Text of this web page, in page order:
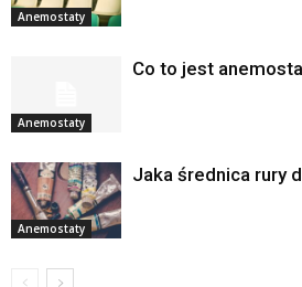
Anemostaty
Anemostaty
Co to jest
Anemostaty
Jaka średnica rury